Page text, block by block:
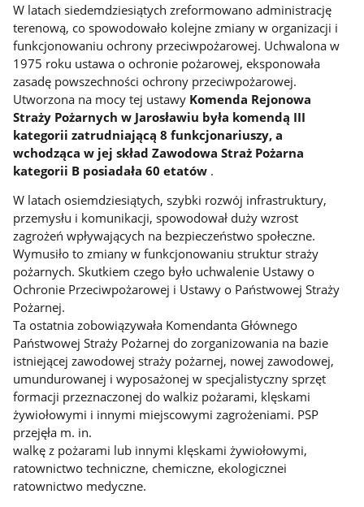
W latach siedemdziesiątych zreformowano administrację
terenową, co spowodowało kolejne zmiany w organizacji i
funkcjonowaniu ochrony przeciwpożarowej. Uchwalona w
1975 roku ustawa o ochronie pożarowej, eksponowała
zasadę powszechności ochrony przeciwpożarowej.
Utworzona na mocy tej ustawy Komenda Rejonowa
Straży Pożarnych w Jarosławiu była komendą III
kategorii zatrudniającą 8 funkcjonariuszy, a
wchodząca w jej skład Zawodowa Straż Pożarna
kategorii B posiadała 60 etatów .
W latach osiemdziesiątych, szybki rozwój infrastruktury,
przemysłu i komunikacji, spowodował duży wzrost
zagrożeń wpływających na bezpieczeństwo społeczne.
Wymusiło to zmiany w funkcjonowaniu struktur straży
pożarnych. Skutkiem czego było uchwalenie Ustawy o
Ochronie Przeciwpożarowej i Ustawy o Państwowej Straży
Pożarnej.
Ta ostatnia zobowiązywała Komendanta Głównego
Państwowej Straży Pożarnej do zorganizowania na bazie
istniejącej zawodowej straży pożarnej, nowej zawodowej,
umundurowanej i wyposażonej w specjalistyczny sprzęt
formacji przeznaczonej do walkiz pożarami, klęskami
żywiołowymi i innymi miejscowymi zagrożeniami. PSP
przejęła m. in.
walkę z pożarami lub innymi klęskami żywiołowymi,
ratownictwo techniczne, chemiczne, ekologicznei
ratownictwo medyczne.